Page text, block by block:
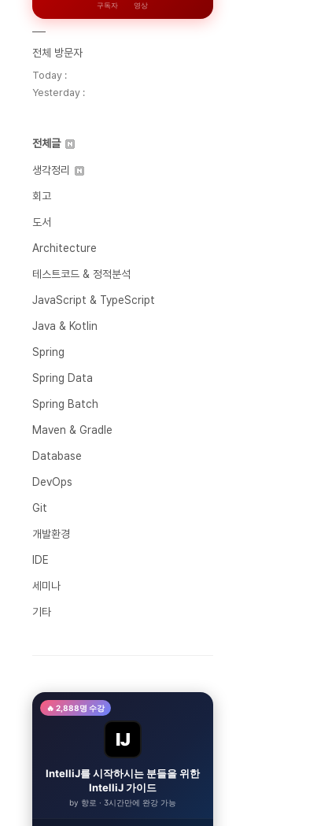
구독자 영상
전체 방문자
Today :
Yesterday :
전체글
생각정리
회고
도서
Architecture
테스트코드 & 정적분석
JavaScript & TypeScript
Java & Kotlin
Spring
Spring Data
Spring Batch
Maven & Gradle
Database
DevOps
Git
개발환경
IDE
세미나
기타
🔥 2,888명 수강
IJ
IntelliJ를 시작하시는 분들을 위한
IntelliJ 가이드
by 향로 · 3시간만에 완강 가능